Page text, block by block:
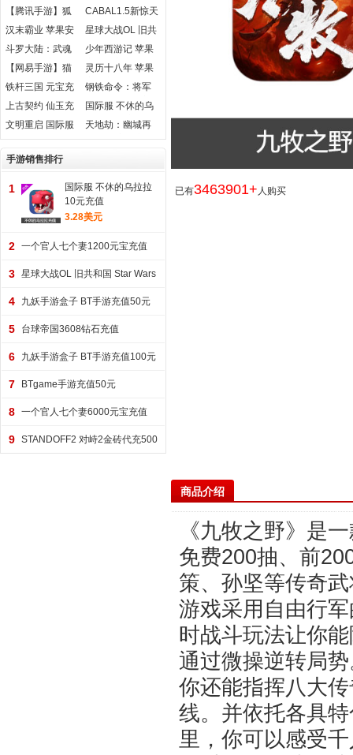
已有3463901+ 人购买
商品介绍
《九牧之野》是
免费200抽、前
策、孙坚等传奇
游戏采用自由行
时战斗玩法让你
通过微操逆转局
你还能指挥八大
线。并依托各具
里，你可以感受
充值 安卓苹果
诗 虹钻充值
【腾讯手游】狐
妖小红娘灵玉充
CABAL1.5新惊天
动地泯灭纪元区
币
汉末霸业 苹果安
卓充值
星球大战OL 旧共
和国 Star Wars
斗罗大陆：武魂
觉醒 苹果安卓充
少年西游记 苹果
安卓元宝充值
【网易手游】猫
和老鼠充值
灵历十八年 苹果
安卓充值
铁杆三国 元宝充
值
钢铁命令：将军
的荣耀3 苹果安卓
上古契约 仙玉充
值
国际服 不休的乌
拉拉 珍珠充值
文明重启 国际服
Last Day Rules
Survival点券 充值
天地劫：幽城再
临 苹果安卓充值
手游销售排行
1
国际服 不休的乌拉拉
10元充值
3.28美元
2 一个官人七个妻1200元宝充值
3 星球大战OL 旧共和国 Star Wars
4 九妖手游盒子 BT手游充值50元
5 台球帝国3608钻石充值
6 九妖手游盒子 BT手游充值100元
7 BTgame手游充值50元
8 一个官人七个妻6000元宝充值
9 STANDOFF2 对峙2金砖代充500
金砖